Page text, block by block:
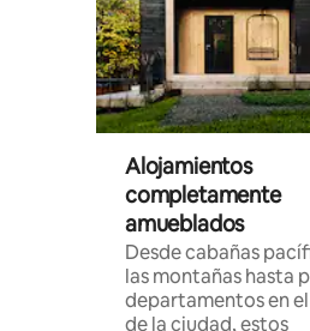
Alojamientos
completamente
amueblados
Desde cabañas
las montañas hasta
departamentos en
de la ciudad, estos